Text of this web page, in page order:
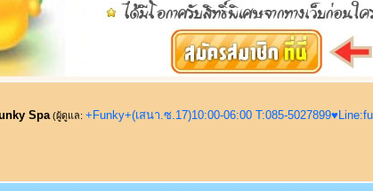
Spa (ผู้ดูแล: +Funky+(เสนา.ซ.17)10:00-06:00 T:085-